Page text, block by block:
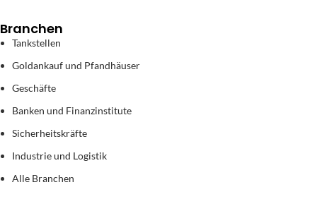
Branchen
Tankstellen
Goldankauf und Pfandhäuser
Geschäfte
Banken und Finanzinstitute
Sicherheitskräfte
Industrie und Logistik
Alle Branchen